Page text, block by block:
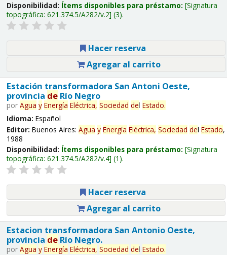
Disponibilidad: Ítems disponibles para préstamo: Signatura
topográfica: 621.374.5/A282/v.2 (3).
Hacer reserva
Agregar al carrito
Estación transformadora San Antoni Oeste,
provincia deRío Negro
por Agua y Energía Eléctrica, Sociedad del Estado.
Idioma: Español
Editor: Buenos Aires: Agua y Energía Eléctrica, Sociedad del Estado,
1988
Disponibilidad: Ítems disponibles para préstamo: Signatura
topográfica: 621.374.5/A282/v.4 (1).
Hacer reserva
Agregar al carrito
Estacion transformadora San Antonio Oeste,
provincia deRío Negro.
por Agua y Energía Eléctrica, Sociedad del Estado.